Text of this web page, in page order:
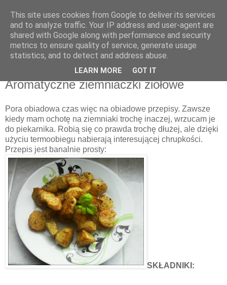
Recenzje na widelcu
Portal kulturalny - książki, recenzje, inspiracje, konkursy.
niedziela, 28 lipca 2013
Aromatyczne ziemniaczki ziołowe
Pora obiadowa czas więc na obiadowe przepisy. Zawsze
kiedy mam ochotę na ziemniaki trochę inaczej, wrzucam je
do piekarnika. Robią się co prawda trochę dłużej, ale dzięki
użyciu termoobiegu nabierają interesującej chrupkości.
Przepis jest banalnie prosty:
SKŁADNIKI:
This site uses cookies from Google to deliver its services
and to analyze traffic. Your IP address and user-agent are
shared with Google along with performance and security
metrics to ensure quality of service, generate usage
statistics, and to detect and address abuse.
LEARN MORE GOT IT